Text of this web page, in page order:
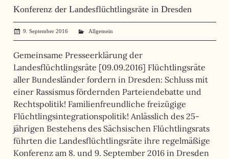
Konferenz der Landesflüchtlingsräte in Dresden
9. September 2016 administrator
Allgemein
Gemeinsame Presseerklärung der
Landesflüchtlingsräte [09.09.2016] Flüchtlingsräte
aller Bundesländer fordern in Dresden: Schluss mit
einer Rassismus fördernden Parteiendebatte und
Rechtspolitik! Familienfreundliche freizügige
Flüchtlingsintegrationspolitik! Anlässlich des 25-
jährigen Bestehens des Sächsischen Flüchtlingsrats
führten die Landesflüchtlingsräte ihre regelmäßige
Konferenz am 8. und 9. September 2016 in Dresden